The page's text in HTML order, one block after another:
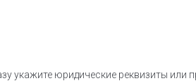
укажите юридические реквизиты или